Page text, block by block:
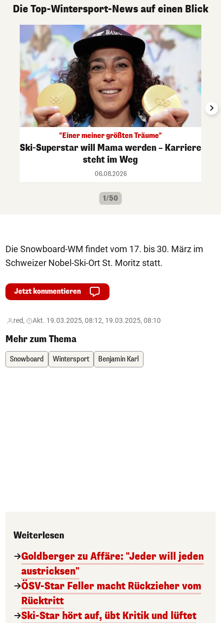
Die Top-Wintersport-News auf einen Blick
"Einer meiner größten Träume"
Ski-Superstar will Mama werden – Karriere
steht im Weg
06.08.2026
1/50
Die Snowboard-WM findet vom 17. bis 30. März im
Schweizer Nobel-Ski-Ort St. Moritz statt.
Jetzt kommentieren
red, Akt. 19.03.2025, 08:12, 19.03.2025, 08:10
Mehr zum Thema
Snowboard Wintersport Benjamin Karl
Weiterlesen
Goldberger zu Affäre: "Jeder will jeden
austricksen"
ÖSV-Star Feller macht Rückzieher vom
Rücktritt
Ski-Star hört auf, übt Kritik und lüftet